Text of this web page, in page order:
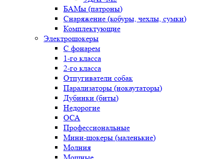
БАМы (патроны)
Снаряжение (кобуры, чехлы, сумки)
Комплектующие
Электрошокеры
С фонарем
1-го класса
2-го класса
Отпугиватели собак
Парализаторы (нокаутаторы)
Дубинки (биты)
Недорогие
ОСА
Профессиональные
Мини-шокеры (маленькие)
Молния